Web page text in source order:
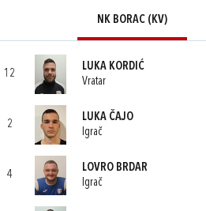
NK BORAC (KV)
12
LUKA KORDIĆ
Vratar
2
LUKA ČAJO
Igrač
4
LOVRO BRDAR
Igrač